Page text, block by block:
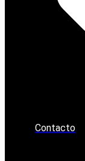
Contacto